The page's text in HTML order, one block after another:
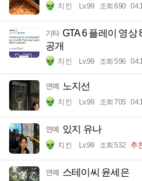
치킨 Lv.99 조회 690
기타 GTA 6 플레이 영상
공개
치킨 Lv.99 조회 596
연예 노지선
치킨 Lv.99 조회 705
연예 있지 유나
치킨 Lv.99 조회 532 추
연예 스테이씨 윤세은